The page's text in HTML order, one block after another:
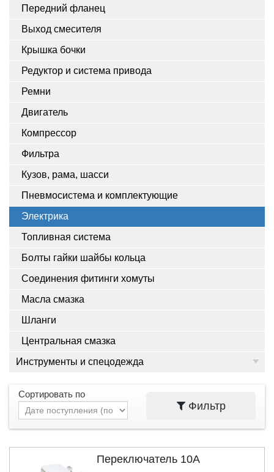
Передний фланец
Выход смесителя
Крышка бочки
Редуктор и система привода
Ремни
Двигатель
Компрессор
Фильтра
Кузов, рама, шасси
Пневмосистема и комплектующие
Электрика
Топливная система
Болты гайки шайбы кольца
Соединения фитинги хомуты
Масла смазка
Шланги
Центральная смазка
Инструменты и спецодежда
Сортировать по
Фильтр
Переключатель 10А